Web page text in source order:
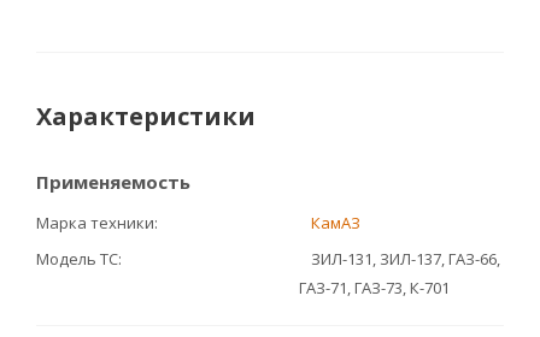
Характеристики
Применяемость
Марка техники
КамАЗ
Модель ТС
ЗИЛ-131, ЗИЛ-137, ГАЗ-66,
ГАЗ-71, ГАЗ-73, К-701